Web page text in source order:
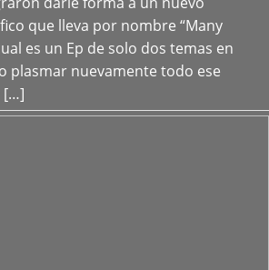
que lleva por nombre “Many
es un Ep de solo dos temas en
plasmar nuevamente todo ese
[…]